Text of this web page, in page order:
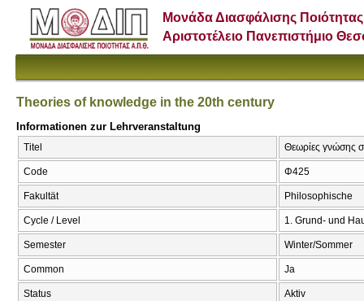
Μονάδα Διασφάλισης Ποιότητας
Αριστοτέλειο Πανεπιστήμιο
Theories of knowledge in the 20th century
Informationen zur Lehrveranstaltung
Titel Θεωρίες γνώσης
Code Φ425
Fakultät Philosophische
Cycle / Level 1. Grund- und
Semester Winter/Sommer
Common Ja
Status Aktiv